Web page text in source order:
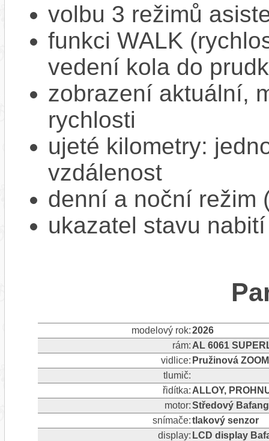
volbu 3 režimů
funkci WALK
vedení kola do
zobrazení aktuální,
rychlosti
ujeté kilometry:
vzdálenost
denní a noční režim
ukazatel stavu
modelový rok:2026
rám: AL 6061
vidlice: Pružinová
tlumič:
řidítka: ALLOY,
motor:Středový
snímače:tlakový senzor
display: LCD display